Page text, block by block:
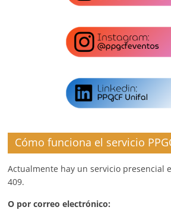
Cómo funciona el servicio
Actualmente hay un servicio presencial
409.
O por correo electrónico: